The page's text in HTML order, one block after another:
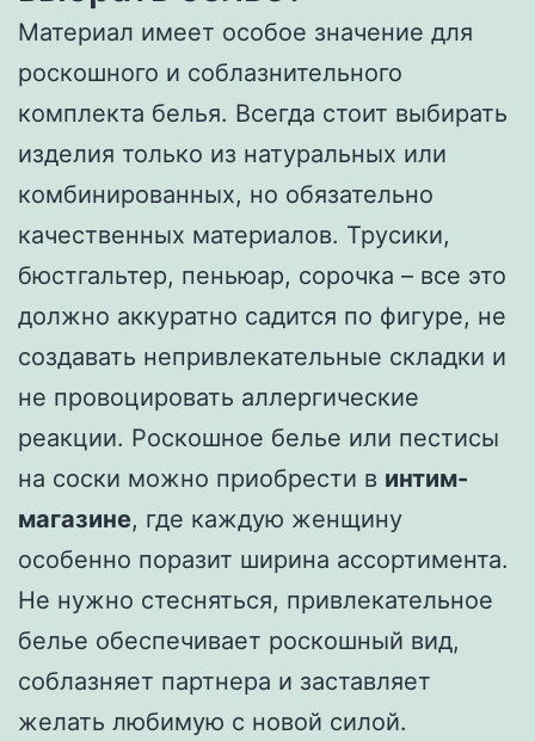
Материал имеет особое значение для
роскошного и соблазнительного
комплекта белья. Всегда стоит выбирать
изделия только из натуральных или
комбинированных, но обязательно
качественных материалов. Трусики,
бюстгальтер, пеньюар, сорочка – все это
должно аккуратно садится по фигуре, не
создавать непривлекательные складки и
не провоцировать аллергические
реакции. Роскошное белье или пестисы
на соски можно приобрести в интим-
магазине, где каждую женщину
особенно поразит ширина ассортимента.
Не нужно стесняться, привлекательное
белье обеспечивает роскошный вид,
соблазняет партнера и заставляет
желать любимую с новой силой.